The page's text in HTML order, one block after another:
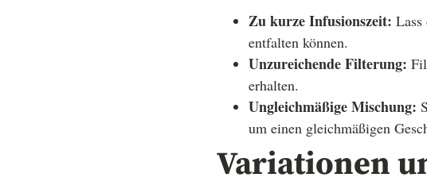
Zu kurze Infusionszeit:
entfalten können.
Unzureichende Filterung:
erhalten.
Ungleichmäßige Mischung:
um einen gleichmäßigen
Variationen